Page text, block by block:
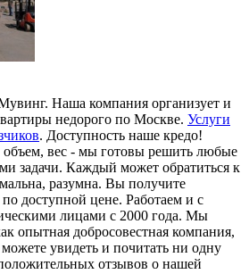
Наша компания организует и
недорого по Москве. Услуги
. Доступность наше кредо!
вес - мы готовы решить любые
задачи. Каждый может обратиться к
разумна. Вы получите
доступной цене. Работаем и с
лицами с 2000 года. Мы
опытная добросовестная компания,
увидеть и почитать ни одну
отзывов о нашей